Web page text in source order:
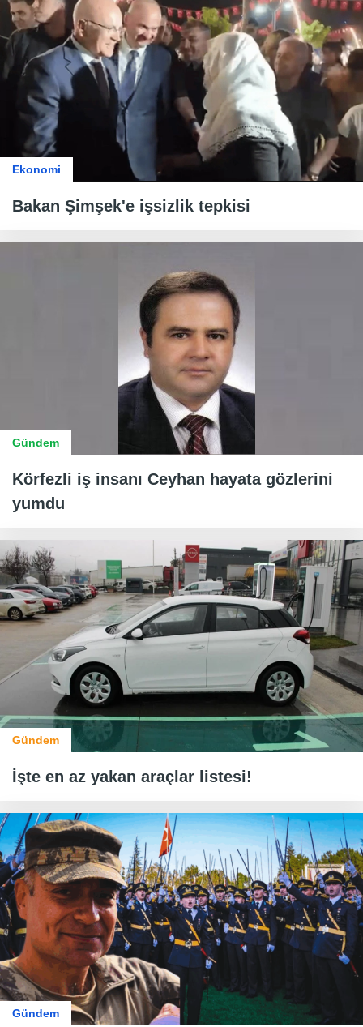
Ekonomi
Bakan Şimşek'e işsizlik tepkisi
Gündem
Körfezli iş insanı Ceyhan hayata gözlerini
yumdu
Gündem
İşte en az yakan araçlar listesi!
Gündem